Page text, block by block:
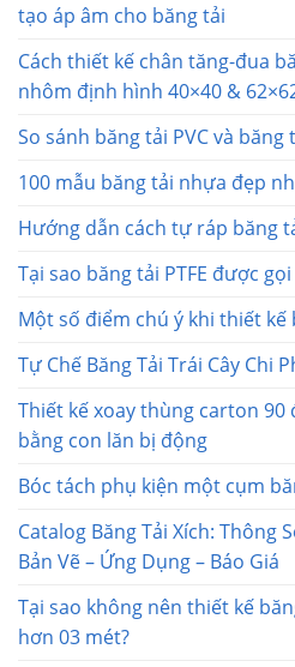
tạo áp âm cho băng tải
Cách thiết kế chân tăng-đua
nhôm định hình 40×40 &
So sánh băng tải PVC và băng
100 mẫu băng tải nhựa đẹp
Hướng dẫn cách tự ráp băng
Tại sao băng tải PTFE được
Một số điểm chú ý khi thiết kế
Tự Chế Băng Tải Trái Cây Chi
Thiết kế xoay thùng carton
bằng con lăn bị động
Bóc tách phụ kiện một cụm
Catalog Băng Tải Xích: Thông
Bản Vẽ – Ứng Dụng – Báo Giá
Tại sao không nên thiết kế
hơn 03 mét?